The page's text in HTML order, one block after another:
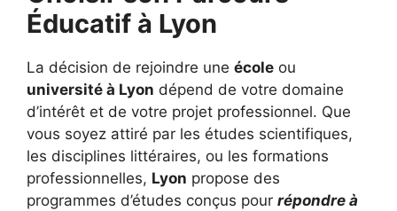
Éducatif à Lyon
La décision de rejoindre une école ou
université à Lyon dépend de votre domaine
d’intérêt et de votre projet professionnel. Que
vous soyez attiré par les études scientifiques,
les disciplines littéraires, ou les formations
professionnelles, Lyon propose des
programmes d’études conçus pour répondre à